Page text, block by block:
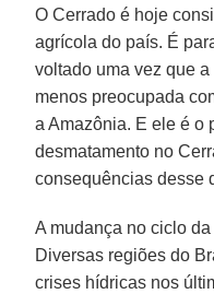
O Cerrado é hoje
agrícola do país. É
voltado uma vez que
menos preocupada
a Amazônia. E ele é o
desmatamento no
consequências desse
A mudança no ciclo
Diversas regiões do
crises hídricas nos